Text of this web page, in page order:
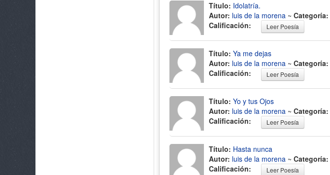
Título: Idolatría.
Autor: luis de la morena ~ Categoría:
Calificación:
Leer Poesía
Título: Ya me dejas
Autor: luis de la morena ~ Categoría:
Calificación:
Leer Poesía
Título: Yo y tus Ojos
Autor: luis de la morena ~ Categoría:
Calificación:
Leer Poesía
Título: Hasta nunca
Autor: luis de la morena ~ Categoría:
Calificación:
Leer Poesía